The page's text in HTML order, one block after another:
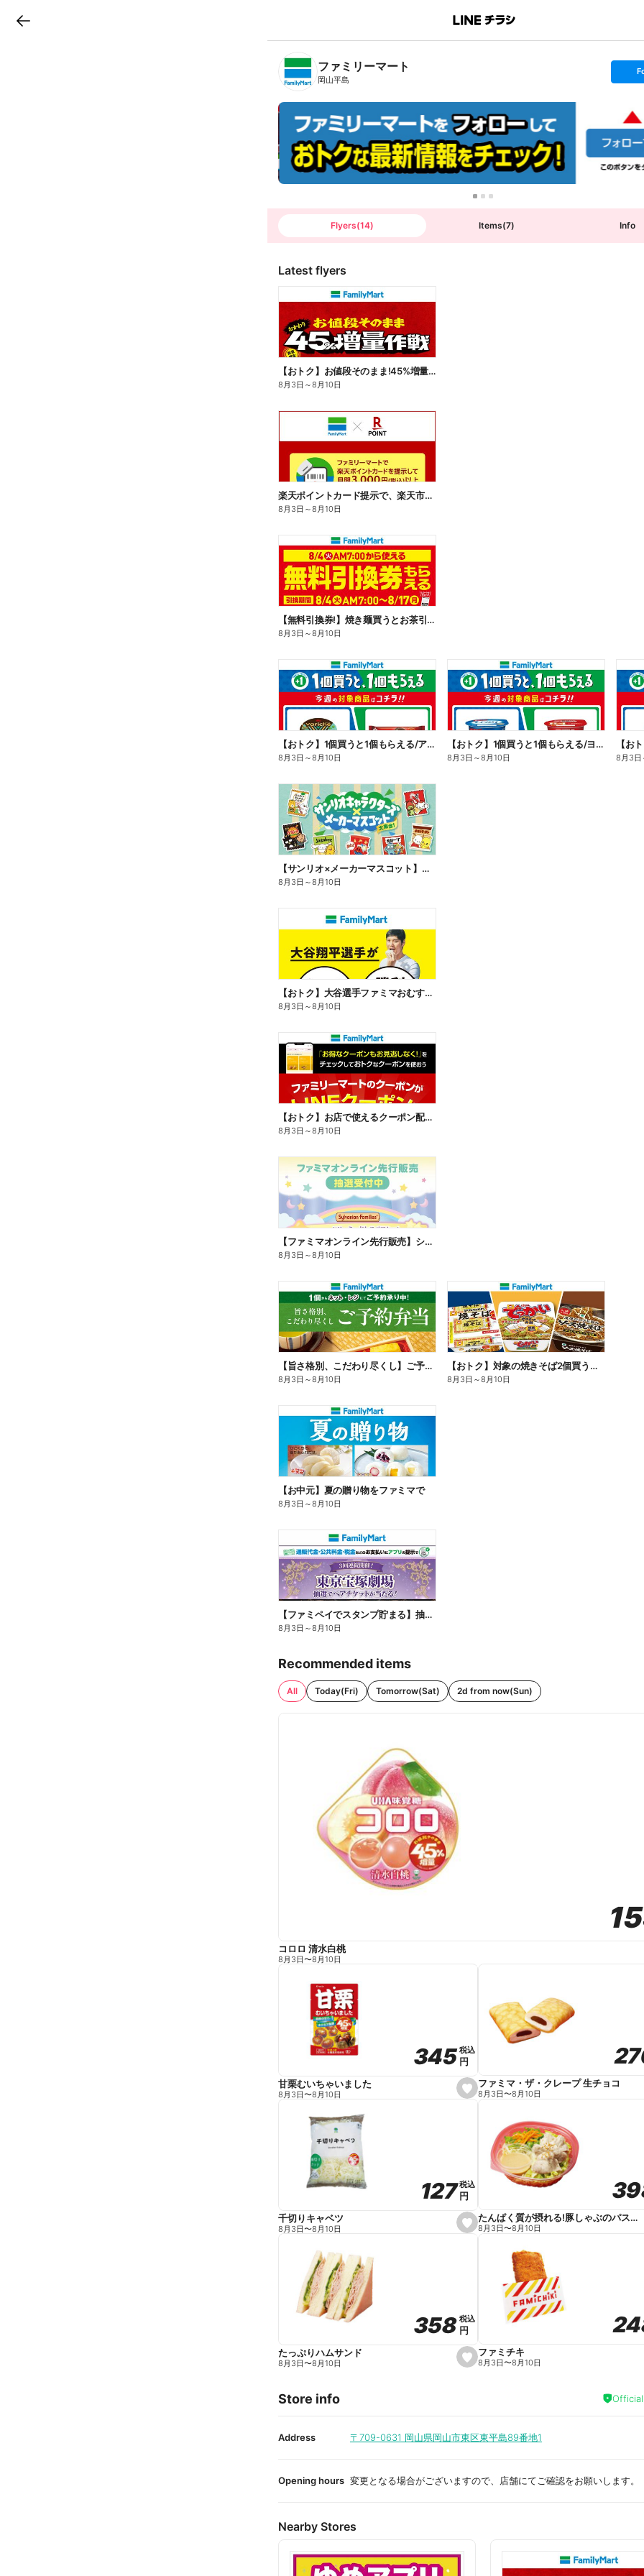
B
n
T
ファミリーマート
岡山平島
s
t
l
o
Flyers(14) Items(7) Info
Latest flyers
【おトク】お値段そのまま!45%増量作戦!
8月3日 ～8月10日
楽天ポイントカード提示で、楽天市場でのお買い物がおトクに!
8月3日 ～8月10日
【無料引換券!】焼き麺買うとお茶引換券貰える!
8月3日 ～8月10日
【おトク】1個買うと1個もらえる/アイス
8月3日 ～8月10日
【おトク】1個買うと1個もらえる/ヨーグルト
8月3日 ～8月10日
【お
8月3日
【サンリオ×メーカーマスコット】オリジナルグッズ貰える!
8月3日 ～8月10日
【おトク】大谷選手ファミマおむすび割
8月3日 ～8月10日
【おトク】お店で使えるクーポン配信中
8月3日 ～8月10日
【ファミマオンライン先行販売】シルバニアファミリー
8月3日 ～8月10日
【旨さ格別、こだわり尽くし】ご予約弁当
8月3日 ～8月10日
【おトク】対象の焼きそば2個買うと100円引き!
8月3日 ～8月10日
【お中元】夏の贈り物をファミマで
8月3日 ～8月10日
【ファミペイでスタンプ貯まる】抽選でペアチケットが当たる!
8月3日 ～8月10日
Recommended items
All Today(Fri) Tomorrow(Sat) 2d from now(Sun)
コロロ 清水白桃
8月3日〜8月10日
s
e
e
345
345税込
税込
円
円
甘栗むいちゃいました
8月3日〜8月10日
ファミマ・ザ・クレープ 生チョコ
8月3日〜8月10日
s
e
e
127
127税込
税込
円
円
千切りキャベツ
8月3日〜8月10日
たんぱく質が摂れる!豚しゃぶのパスタサラダ
8月3日〜8月10日
s
e
i
t
358
358税込
税込
円
円
たっぷりハムサンド
8月3日〜8月10日
ファミチキ
8月3日〜8月10日
Store info
Address 〒709-0631 岡山県岡山市東区東平島89番地1
Opening hours 変更となる場合がございますので、店舗にてご確認をお願いします。
Nearby Stores